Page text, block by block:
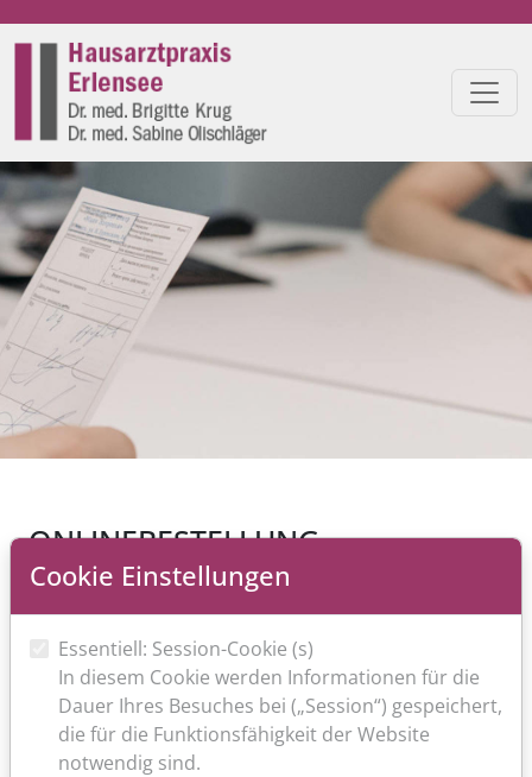
ONLINEBESTELLUNG
ÜBERWEISUNG
COOKIE-EINSTELLUNGEN
Zum Aktivieren des Formulars bitte den Cookie-
Einstellungen "Anmeldeformular" zustimmen.
Cookie Einstellungen
Essentiell: Session-Cookie (s)
In diesem Cookie werden Informationen für die
Dauer Ihres Besuches bei („Session“) gespeichert,
die für die Funktionsfähigkeit der Website
notwendig sind.